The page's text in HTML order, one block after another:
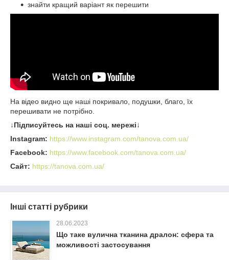
знайти кращий варіант як перешити
На відео видно ще наші покривало, подушки, благо, їх
перешивати не потрібно.
↓Підписуйтесь на наші соц. мережі↓
Instagram: https://www.instagram.com/tanova.com.ua/
Facebook: https://www.facebook.com/tanova.com.ua/
Сайт: https://tanova.com.ua/
Інші статті рубрики
28.06.2023
Що таке вулична тканина дралон: сфера та
можливості застосування